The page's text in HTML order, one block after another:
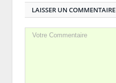
LAISSER UN COMMENTAIRE